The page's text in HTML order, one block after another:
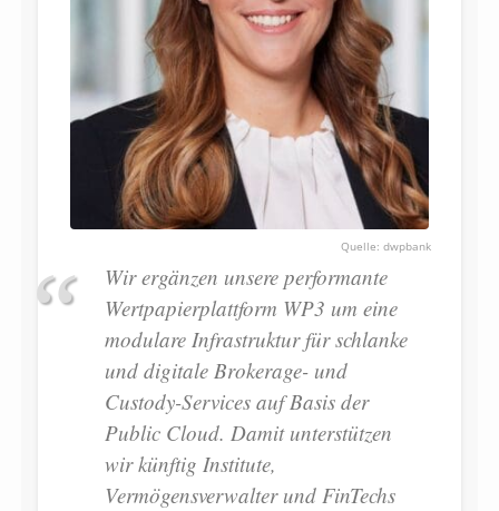
dwpbank
Wir ergänzen unsere performante
Wertpapierplattform WP3 um eine
modulare Infrastruktur für schlanke
und digitale Brokerage- und
Custody-Services auf Basis der
Public Cloud. Damit unterstützen
wir künftig Institute,
Vermögensverwalter und FinTechs